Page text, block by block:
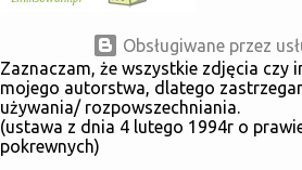
Obsługiwane przez
Zaznaczam, że wszystkie zdjęcia czy
mojego autorstwa, dlatego
używania/ rozpowszechniania.
(ustawa z dnia 4 lutego 1994r o
pokrewnych)